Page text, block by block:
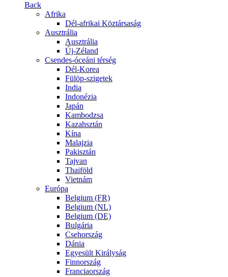
Back
Afrika
Dél-afrikai Köztársaság
Ausztrália
Ausztrália
Új-Zéland
Csendes-óceáni térség
Dél-Korea
Fülöp-szigetek
India
Indonézia
Japán
Kambodzsa
Kazahsztán
Kína
Malajzia
Pakisztán
Tajvan
Thaiföld
Vietnám
Európa
Belgium (FR)
Belgium (NL)
Belgium (DE)
Bulgária
Csehország
Dánia
Egyesült Királyság
Finnország
Franciaország